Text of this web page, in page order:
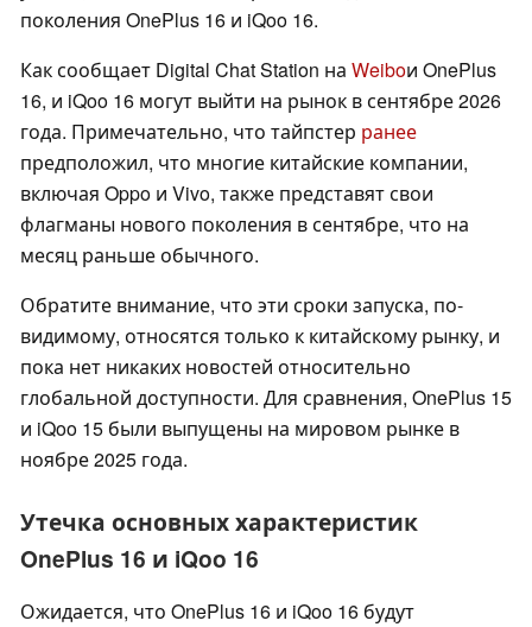
поколения OnePlus 16 и iQoo 16.
Как сообщает Digital Chat Station на Weiboи OnePlus
16, и iQoo 16 могут выйти на рынок в сентябре 2026
года. Примечательно, что тайпстер ранее
предположил, что многие китайские компании,
включая Oppo и Vivo, также представят свои
флагманы нового поколения в сентябре, что на
месяц раньше обычного.
Обратите внимание, что эти сроки запуска, по-
видимому, относятся только к китайскому рынку, и
пока нет никаких новостей относительно
глобальной доступности. Для сравнения, OnePlus 15
и iQoo 15 были выпущены на мировом рынке в
ноябре 2025 года.
Утечка основных характеристик
OnePlus 16 и iQoo 16
Ожидается, что OnePlus 16 и iQoo 16 будут